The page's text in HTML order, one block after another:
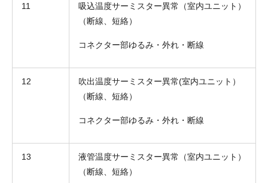
11
吸込温度サーミスター異常（室内ユニット）
（断線、短絡）
コネクター部ゆるみ・外れ・断線
12
吹出温度サーミスター異常(室内ユニット）
（断線、短絡）
コネクター部ゆるみ・外れ・断線
13
液管温度サーミスター異常（室内ユニット）
（断線、短絡）